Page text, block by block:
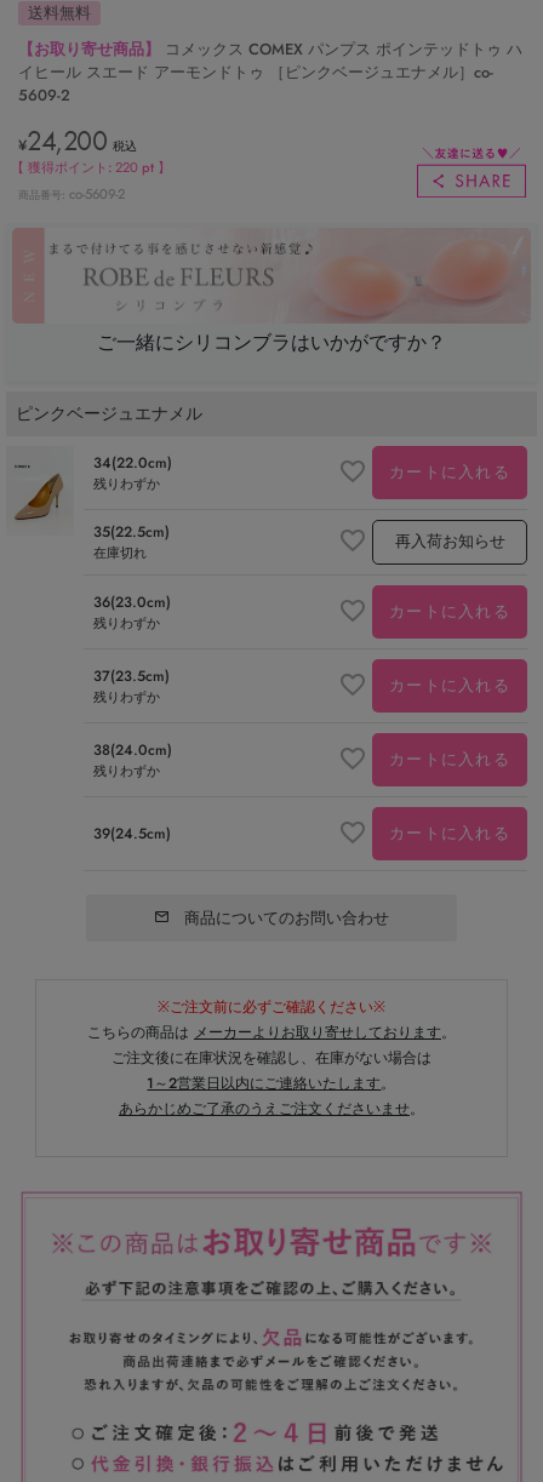
送料無料
【お取り寄せ商品】
コメックス COMEX パンプス ポインテッドトゥ ハ
イヒール スエード アーモンドトゥ ［ピンクベージュエナメル］co-
5609-2
¥24,200 税込
【 獲得ポイント:220 pt 】
商品番号 co-5609-2
ご一緒にシリコンブラはいかがですか？
ピンクベージュエナメル
34(22.0cm)
残りわずか カートに入れる
35(22.5cm)
在庫切れ 再入荷お知らせ
36(23.0cm)
残りわずか カートに入れる
37(23.5cm)
残りわずか カートに入れる
38(24.0cm)
残りわずか カートに入れる
39(24.5cm) カートに入れる
商品についてのお問い合わせ
※ご注文前に必ずご確認ください※
こちらの商品は メーカーよりお取り寄せしております。
ご注文後に在庫状況を確認し、在庫がない場合は
1～2営業日以内にご連絡いたします。
あらかじめご了承のうえご注文くださいませ。